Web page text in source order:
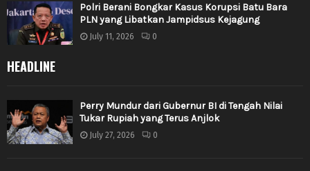
Polri Berani Bongkar Kasus Korupsi Batu Bara
PLN yang Libatkan Jampidsus Kejagung
July 11, 2026 0
HEADLINE
Perry Mundur dari Gubernur BI di Tengah Nilai
Tukar Rupiah yang Terus Anjlok
July 27, 2026 0